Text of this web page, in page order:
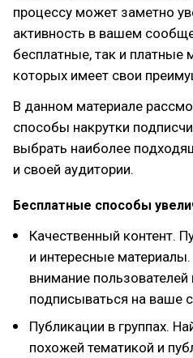
процессу может заметно
активность в вашем
бесплатные, так и
которых имеет свои
В данном материале
способы накрутки
выбрать наиболее
и своей аудитории.
Бесплатные способы
Качественный контент.
и интересные
внимание
подписываться на ваше
Публикации в группах.
похожей тематикой и